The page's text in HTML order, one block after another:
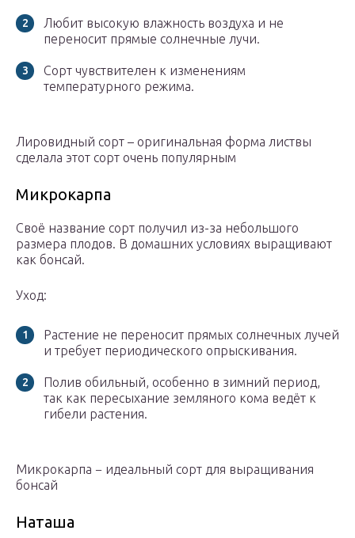
Любит высокую влажность воздуха и не
переносит прямые солнечные лучи.
Сорт чувствителен к изменениям
температурного режима.
Лировидный сорт – оригинальная форма листвы
сделала этот сорт очень популярным
Микрокарпа
Своё название сорт получил из-за небольшого
размера плодов. В домашних условиях выращивают
как бонсай.
Уход:
Растение не переносит прямых солнечных лучей
и требует периодического опрыскивания.
Полив обильный, особенно в зимний период,
так как пересыхание земляного кома ведёт к
гибели растения.
Микрокарпа − идеальный сорт для выращивания
бонсай
Наташа